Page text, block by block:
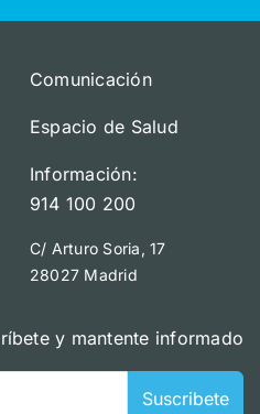
Comunicación
Espacio de Salud
Información:
914 100 200
C/ Arturo Soria, 17
28027 Madrid
y mantente informado
Suscribete